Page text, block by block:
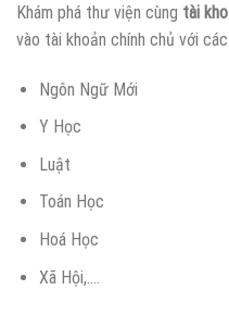
Khám phá thư viện cùng tài
vào tài khoản chính chủ với
Ngôn Ngữ Mới
Y Học
Luật
Toán Học
Hoá Học
Xã Hội,….